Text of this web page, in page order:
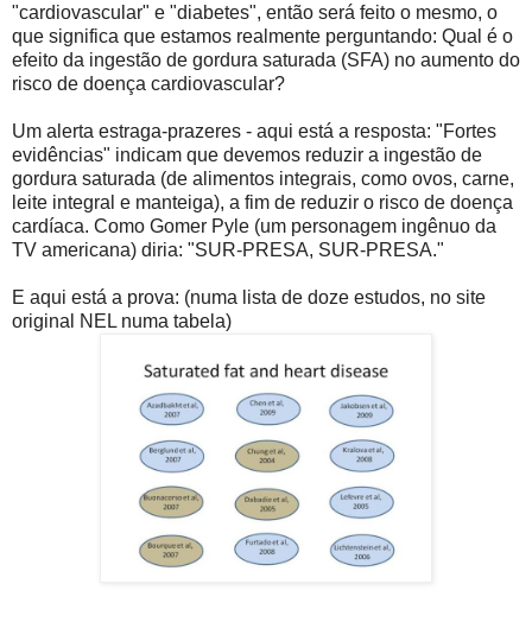
"cardiovascular" e "diabetes", então será feito o mesmo, o
que significa que estamos realmente perguntando: Qual é o
efeito da ingestão de gordura saturada (SFA) no aumento do
risco de doença cardiovascular?
Um alerta estraga-prazeres - aqui está a resposta: "Fortes
evidências" indicam que devemos reduzir a ingestão de
gordura saturada (de alimentos integrais, como ovos, carne,
leite integral e manteiga), a fim de reduzir o risco de doença
cardíaca. Como Gomer Pyle (um personagem ingênuo da
TV americana) diria: "SUR-PRESA, SUR-PRESA."
E aqui está a prova: (numa lista de doze estudos, no site
original NEL numa tabela)